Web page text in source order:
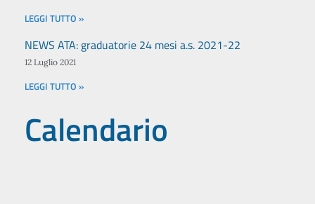
LEGGI TUTTO »
NEWS ATA: graduatorie 24 mesi a.s. 2021-22
12 Luglio 2021
LEGGI TUTTO »
Calendario